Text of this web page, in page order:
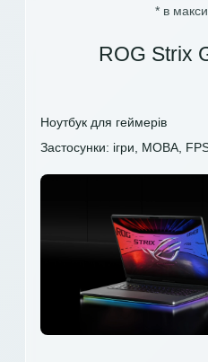
* в
ROG Strix
Ноутбук для геймерів
Застосунки: ігри, MOBA,